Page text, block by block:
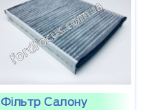
Фільтр Салону